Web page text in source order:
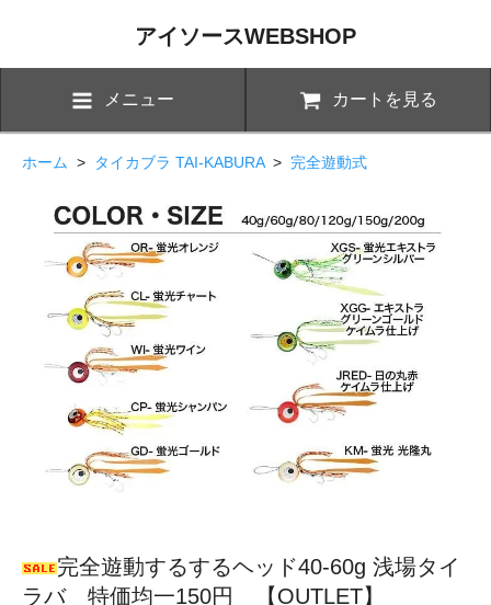
アイソースWEBSHOP
メニュー カートを見る
ホーム > タイカブラ TAI-KABURA> 完全遊動式
完全遊動するするヘッド40-60g 浅場タイ
ラバ 特価均一150円 【OUTLET】